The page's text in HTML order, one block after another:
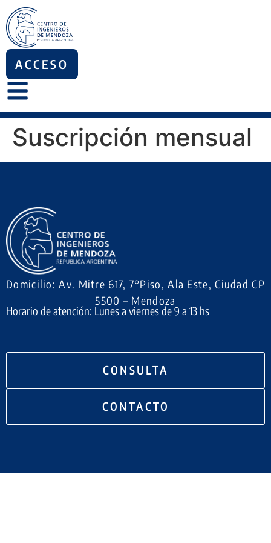
ACCESO
Suscripción mensual
Domicilio: Av. Mitre 617, 7°Piso, Ala Este, Ciudad CP
5500 – Mendoza
Horario de atención: Lunes a viernes de 9 a 13 hs
CONSULTA
CONTACTO